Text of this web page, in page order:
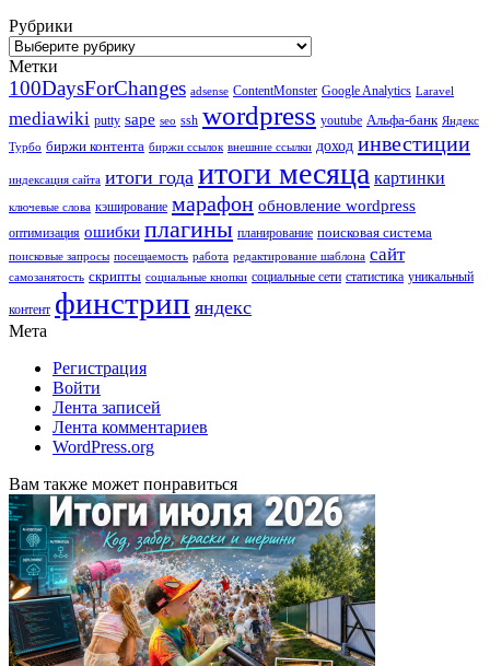
Рубрики
Рубрики
Метки
100DaysForChanges adsense ContentMonster Google Analytics Laravel
mediawiki putty sape seo ssh wordpress youtube Альфа-банк Яндекс
Турбо биржи контента биржи ссылок внешние ссылки доход инвестиции
индексация сайта итоги года итоги месяца картинки
ключевые слова кэширование марафон обновление wordpress
оптимизация ошибки плагины планирование поисковая система
поисковые запросы посещаемость работа редактирование шаблона сайт
самозанятость скрипты социальные кнопки социальные сети статистика уникальный
контент финстрип яндекс
Мета
Регистрация
Войти
Лента записей
Лента комментариев
WordPress.org
Вам также может понравиться